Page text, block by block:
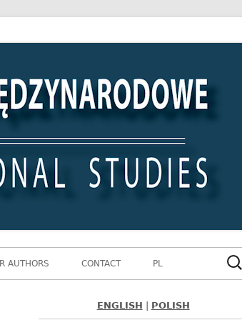
AUTHORS CONTACT PL
GłównyENGLISH POLISH